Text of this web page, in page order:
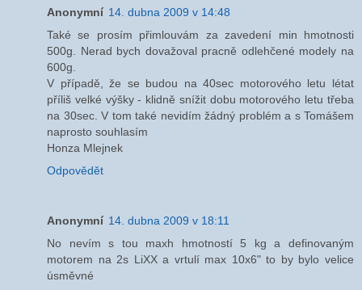
Anonymní 14. dubna 2009 v 14:48
Také se prosím přimlouvám za zavedení min hmotnosti
500g. Nerad bych dovažoval pracně odlehčené modely na
600g.
V případě, že se budou na 40sec motorového letu létat
příliš velké výšky - klidně snížit dobu motorového letu třeba
na 30sec. V tom také nevidím žádný problém a s Tomášem
naprosto souhlasím
Honza Mlejnek
Odpovědět
Anonymní 14. dubna 2009 v 18:11
No nevím s tou maxh hmotností 5 kg a definovaným
motorem na 2s LiXX a vrtulí max 10x6" to by bylo velice
úsměvné